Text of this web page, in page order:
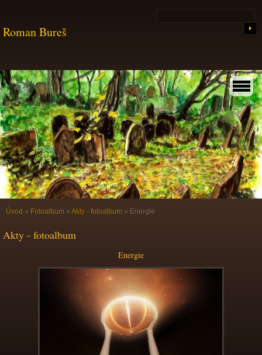
Roman Bureš
Úvod » Fotoalbum » Akty - fotoalbum » Energie
Akty - fotoalbum
Energie